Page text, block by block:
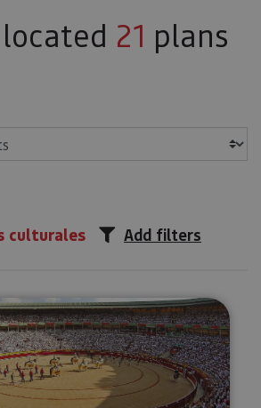
21 plans
culturales Add filters
Visit to Pamplona’s bullring